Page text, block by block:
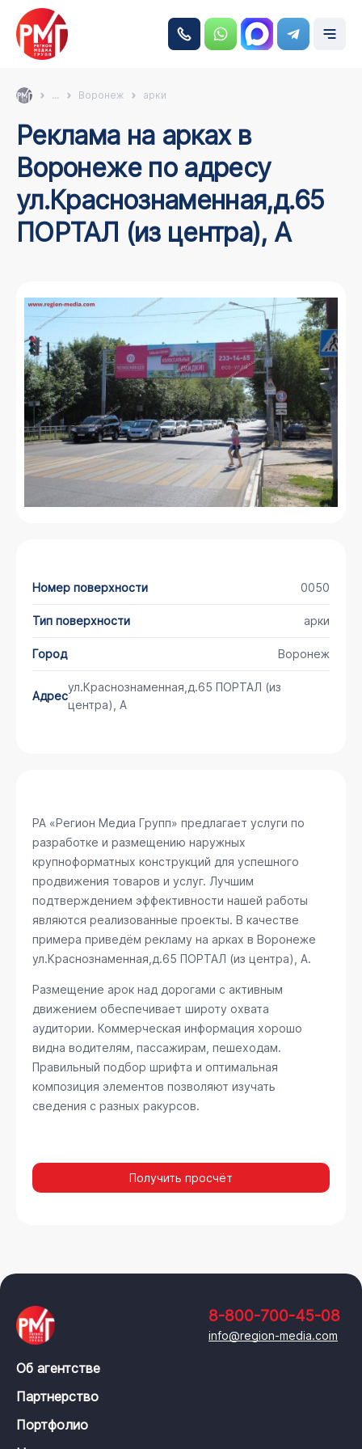
... Воронеж арки
Реклама на арках в
Воронеже по адресу
ул.Краснознаменная,д.65
ПОРТАЛ (из центра), А
Номер поверхности 0050
Тип поверхности арки
Город Воронеж
Адрес
ул.Краснознаменная,д.65 ПОРТАЛ (из
центра), А
РА «Регион Медиа Групп» предлагает услуги по
разработке и размещению наружных
крупноформатных конструкций для успешного
продвижения товаров и услуг. Лучшим
подтверждением эффективности нашей работы
являются реализованные проекты. В качестве
примера приведём рекламу на арках в Воронеже
ул.Краснознаменная,д.65 ПОРТАЛ (из центра), А.
Размещение арок над дорогами с активным
движением обеспечивает широту охвата
аудитории. Коммерческая информация хорошо
видна водителям, пассажирам, пешеходам.
Правильный подбор шрифта и оптимальная
композиция элементов позволяют изучать
сведения с разных ракурсов.
Получить просчёт
8-800-700-45-08
info@region-media.com
Об агентстве
Партнерство
Портфолио